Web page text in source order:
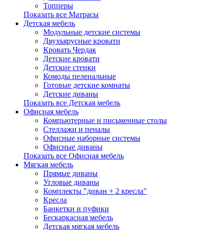
Топперы
Показать все Матрасы
Детская мебель
Модульные детские системы
Двухъярусные кровати
Кровать Чердак
Детские кровати
Детские стенки
Комоды пеленальные
Готовые детские комнаты
Детские диваны
Показать все Детская мебель
Офисная мебель
Компьютерные и письменные столы
Стеллажи и пеналы
Офисные наборные системы
Офисные диваны
Показать все Офисная мебель
Мягкая мебель
Прямые диваны
Угловые диваны
Комплекты "диван + 2 кресла"
Кресла
Банкетки и пуфики
Бескаркасная мебель
Детская мягкая мебель